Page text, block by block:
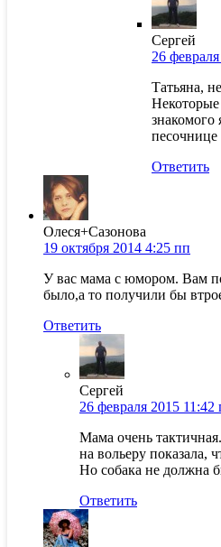
Сергей
26
Татьяна,
знакомого
песочнице
Ответить
Олеся+Сазонова
19 октября 2014 4:25 пп
У вас мама с юмором. Вам
было,а то получили бы
Ответить
Сергей
26 февраля 2015 11:42
Мама очень
на вольеру показала,
Но собака не должна
Ответить